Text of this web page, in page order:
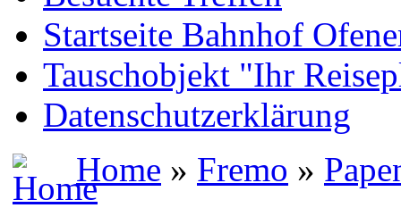
Startseite Bahnhof
Tauschobjekt "Ihr
Datenschutzerklärung
Home » Fremo »